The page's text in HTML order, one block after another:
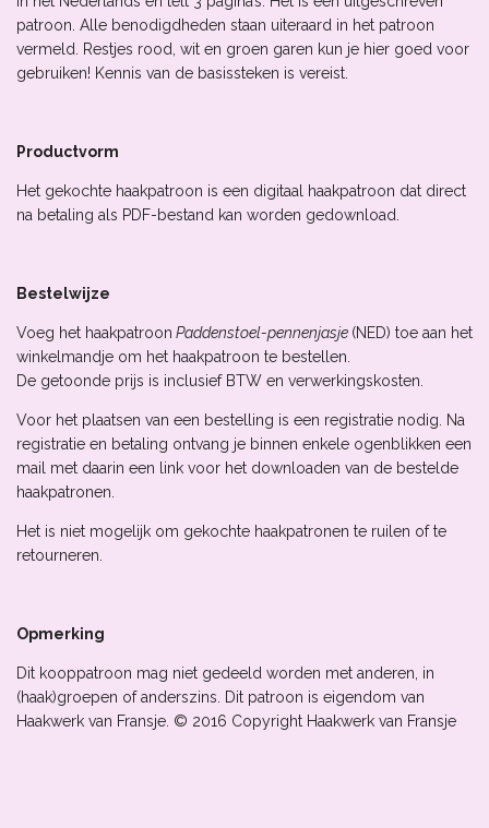
patroon. Alle benodigdheden staan uiteraard in het patroon
vermeld. Restjes rood, wit en groen garen kun je hier goed voor
gebruiken! Kennis van de basissteken is vereist.
Productvorm
Het gekochte haakpatroon is een digitaal haakpatroon dat direct
na betaling als PDF-bestand kan worden gedownload.
Bestelwijze
Voeg het haakpatroon Paddenstoel-pennenjasje (NED) toe aan het
winkelmandje om het haakpatroon te bestellen.
De getoonde prijs is inclusief BTW en verwerkingskosten.
Voor het plaatsen van een bestelling is een registratie nodig. Na
registratie en betaling ontvang je binnen enkele ogenblikken een
mail met daarin een link voor het downloaden van de bestelde
haakpatronen.
Het is niet mogelijk om gekochte haakpatronen te ruilen of te
retourneren.
Opmerking
Dit kooppatroon mag niet gedeeld worden met anderen, in
(haak)groepen of anderszins. Dit patroon is eigendom van
Haakwerk van Fransje. ©️ 2016 Copyright Haakwerk van Fransje